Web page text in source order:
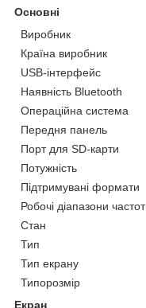
Основні
Виробник
Країна виробник
USB-інтерфейс
Наявність Bluetooth
Операційна система
Передня панель
Порт для SD-карти
Потужність
Підтримувані формати
Робочі діапазони частот
Стан
Тип
Тип екрану
Типорозмір
Екран